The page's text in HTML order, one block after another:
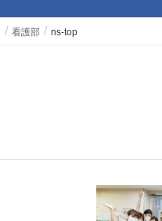
看護部 ns-top